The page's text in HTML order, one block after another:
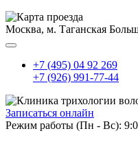
Москва, м. Таганская
+7 (495) 04 92 269
+7 (926) 991-77-44
Записаться онлайн
Режим работы (Пн - Вс):